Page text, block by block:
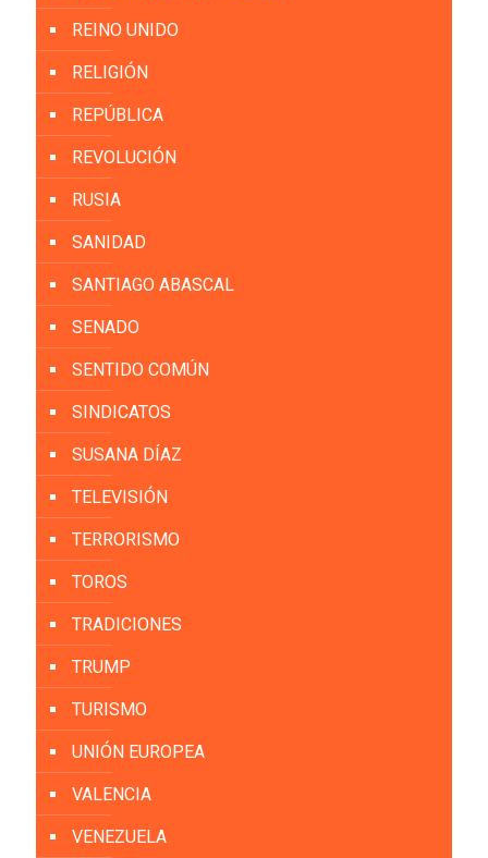
REINO UNIDO
RELIGIÓN
REPÚBLICA
REVOLUCIÓN
RUSIA
SANIDAD
SANTIAGO ABASCAL
SENADO
SENTIDO COMÚN
SINDICATOS
SUSANA DÍAZ
TELEVISIÓN
TERRORISMO
TOROS
TRADICIONES
TRUMP
TURISMO
UNIÓN EUROPEA
VALENCIA
VENEZUELA